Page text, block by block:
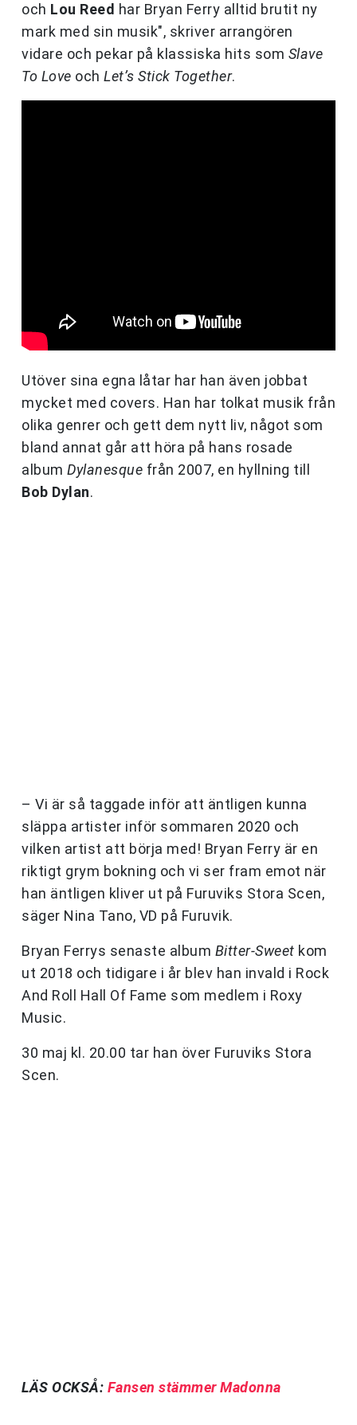
och Lou Reed har Bryan Ferry alltid brutit ny
mark med sin musik", skriver arrangören
vidare och pekar på klassiska hits som Slave
To Love och Let’s Stick Together.
Utöver sina egna låtar har han även jobbat
mycket med covers. Han har tolkat musik från
olika genrer och gett dem nytt liv, något som
bland annat går att höra på hans rosade
album Dylanesque från 2007, en hyllning till
Bob Dylan.
– Vi är så taggade inför att äntligen kunna
släppa artister inför sommaren 2020 och
vilken artist att börja med! Bryan Ferry är en
riktigt grym bokning och vi ser fram emot när
han äntligen kliver ut på Furuviks Stora Scen,
säger Nina Tano, VD på Furuvik.
Bryan Ferrys senaste album Bitter-Sweet kom
ut 2018 och tidigare i år blev han invald i Rock
And Roll Hall Of Fame som medlem i Roxy
Music.
30 maj kl. 20.00 tar han över Furuviks Stora
Scen.
LÄS OCKSÅ: Fansen stämmer Madonna